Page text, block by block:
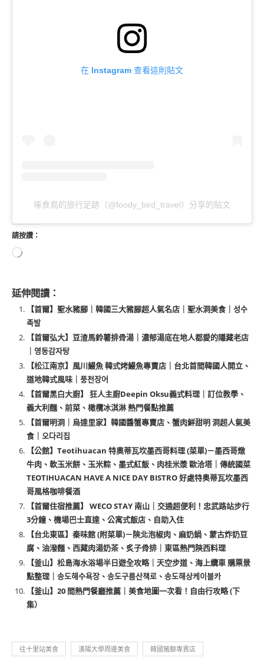
在 Instagram 查看這則貼文
啄食鳥的旅行足跡（@foody_bird_travel）分享的貼文
請按讚：
延伸閱讀：
【首爾】聖水豬腳｜韓國三大豬腳超人氣名店｜聖水洞美食｜성수
족발
【首爾弘大】豆渣馬鈴薯排骨湯｜濃郁湯底在地人都愛的隱藏老店
｜영동감자탕
【松江南京】風川鰻魚 韓式烤鰻魚專賣店｜台北首間韓國人開立、
道地韓式風味｜풍천장어
【首爾黑白大廚】 狂人主廚Deepin Oksu義式料理｜訂位教學、
義大利麵、前菜、橄欖冰淇淋 熱門餐點推薦
【首爾明洞｜烏達里家】韓國醬蟹專賣店、蟹肉鮮甜明 洞超人氣美
食｜오다리집
【公館】Teotihuacan 特奧蒂瓦坎墨西哥料理 (菜單)－墨西哥燉
牛肉、軟玉米餅、玉米粽、墨式紅飯、肉桂米漿 歐洽塔｜傳統國菜
TEOTIHUACAN HAVE A NICE DAY BISTRO 好處特奥蒂瓦坎墨西
哥風格咖啡餐酒
【首爾住宿推薦】 WECO STAY 南山｜交通超便利！忠武路站步行
3分鐘、機場巴士直達、公寓式飯店、自助入住
【台北東區】秦味館 (附菜單)－陝北泡椒肉、麻奶鍋、蒙古炸奶豆
腐、油潑麵、西藏肉湯奶茶、炙子骨排｜東區熱門陝西料理
【釜山】松島海水浴場半日遊全攻略｜天空步道、海上纜車 購票景
點整理｜송도해수욕장、송도구름산책로、송도해상케이블카
【釜山】20 間熱門餐廳推薦｜美食地圖一次看！自由行攻略 (下
集）
往十里站美食 漢陽大學周邊美食 韓國豬腳專賣店